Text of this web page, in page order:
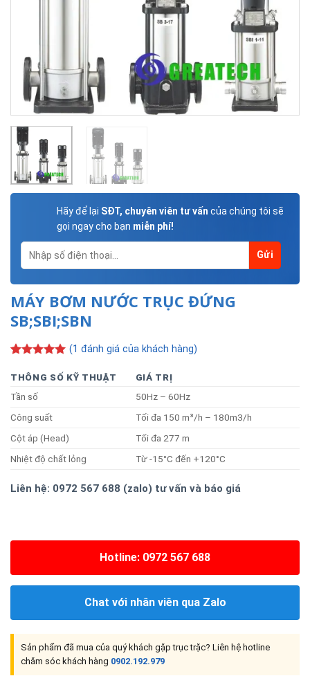
Hãy để lại SĐT, chuyên viên tư vấn của chúng tôi sẽ
gọi ngay cho bạn miễn phí!
MÁY BƠM NƯỚC TRỤC ĐỨNG
SB;SBI;SBN
dựa trên
(1 đánh giá của khách hàng)
THÔNG SỐ KỸ THUẬT
GIÁ TRỊ
Tần số
50Hz – 60Hz
Công suất
Tối đa 150 m³/h – 180m3/h
Cột áp (Head)
Tối đa 277 m
Nhiệt độ chất lỏng
Từ -15°C đến +120°C
Liên hệ: 0972 567 688 (zalo) tư vấn và báo giá
Hotline: 0972 567 688
Chat với nhân viên qua Zalo
Sản phẩm đã mua của quý khách gặp trục trặc? Liên hệ hotline
chăm sóc khách hàng 0902.192.979